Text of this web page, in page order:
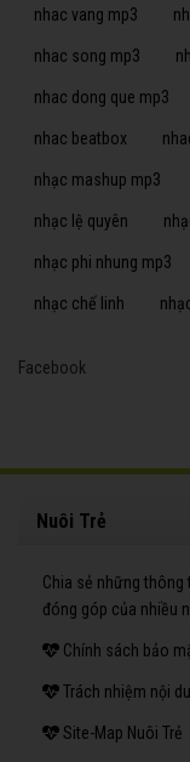
nhac vang mp3
nhac song mp3
nhac dong que mp3
nhac beatbox
nhạc mashup mp3
nhạc lệ quyên
nhạc phi nhung mp3
nhạc chế linh
Facebook
Nuôi Trẻ
Chia sẻ những thông
đóng góp của nhiều
Chính sách bảo
Trách nhiệm nội
Site-Map Nuôi Trẻ